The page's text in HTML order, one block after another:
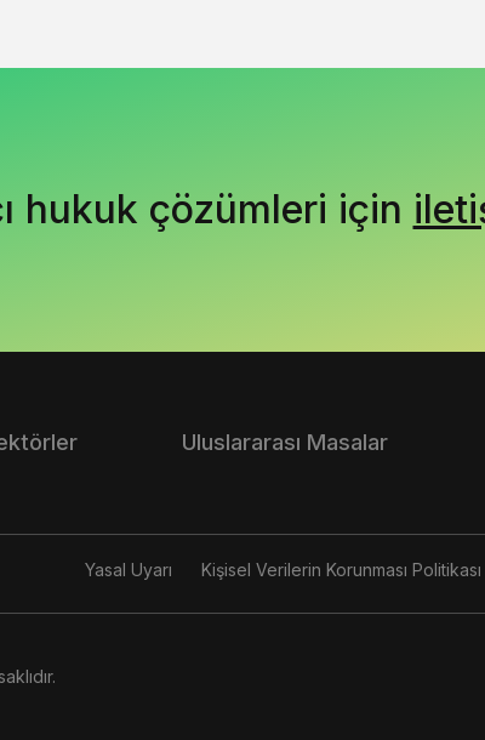
hukuk çözümleri için
Uluslararası Masalar
Yasal Uyarı Kişisel Verilerin Korunması Politikası